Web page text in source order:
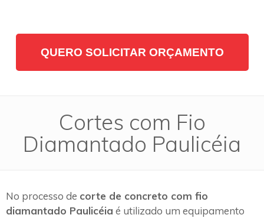
QUERO SOLICITAR ORÇAMENTO
Cortes com Fio
Diamantado Paulicéia
No processo de corte de concreto com fio
diamantado Paulicéia é utilizado um equipamento